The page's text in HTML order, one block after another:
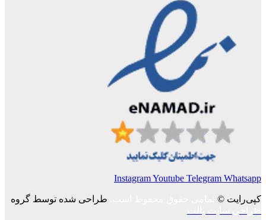
InstagramYoutube Telegram Whatsapp
کپی‌رایت ©
طراحی شده توسط گروه